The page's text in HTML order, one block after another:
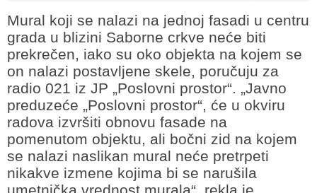
Mural koji se nalazi na jednoj fasadi u centru
grada u blizini Saborne crkve neće biti
prekrečen, iako su oko objekta na kojem se
on nalazi postavljene skele, poručuju za
radio 021 iz JP „Poslovni prostor“. „Javno
preduzeće „Poslovni prostor“, će u okviru
radova izvršiti obnovu fasade na
pomenutom objektu, ali bočni zid na kojem
se nalazi naslikan mural neće pretrpeti
nikakve izmene kojima bi se narušila